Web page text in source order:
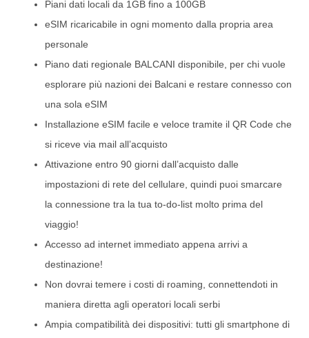
Piani dati locali da 1GB fino a 100GB
eSIM ricaricabile in ogni momento dalla propria area
personale
Piano dati regionale BALCANI disponibile, per chi vuole
esplorare più nazioni dei Balcani e restare connesso con
una sola eSIM
Installazione eSIM facile e veloce tramite il QR Code che
si riceve via mail all’acquisto
Attivazione entro 90 giorni dall’acquisto dalle
impostazioni di rete del cellulare, quindi puoi smarcare
la connessione tra la tua to-do-list molto prima del
viaggio!
Accesso ad internet immediato appena arrivi a
destinazione!
Non dovrai temere i costi di roaming, connettendoti in
maniera diretta agli operatori locali serbi
Ampia compatibilità dei dispositivi: tutti gli smartphone di